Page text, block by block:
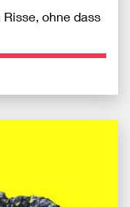
ohne dass